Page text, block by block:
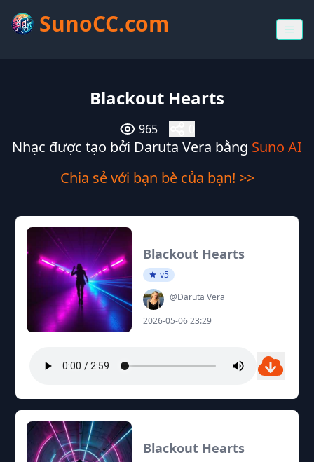
SunoCC.com
Blackout Hearts
965
Nhạc được tạo bởi Daruta Vera bằng Suno AI
Chia sẻ với bạn bè của bạn! >>
Blackout Hearts
v5
@Daruta Vera
2026-05-06 23:29
Blackout Hearts